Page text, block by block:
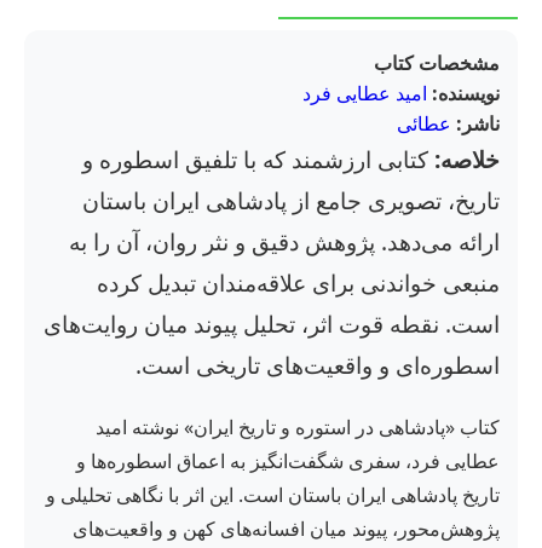
مشخصات کتاب
نویسنده: امید عطایی فرد
ناشر: عطائی
خلاصه: کتابی ارزشمند که با تلفیق اسطوره و
تاریخ، تصویری جامع از پادشاهی ایران باستان
ارائه می‌دهد. پژوهش دقیق و نثر روان، آن را به
منبعی خواندنی برای علاقه‌مندان تبدیل کرده
است. نقطه قوت اثر، تحلیل پیوند میان روایت‌های
اسطوره‌ای و واقعیت‌های تاریخی است.
کتاب «پادشاهی در استوره و تاریخ ایران» نوشته امید
عطایی فرد، سفری شگفت‌انگیز به اعماق اسطوره‌ها و
تاریخ پادشاهی ایران باستان است. این اثر با نگاهی تحلیلی و
پژوهش‌محور، پیوند میان افسانه‌های کهن و واقعیت‌های